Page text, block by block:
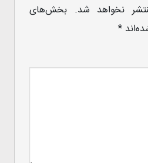
نخواهد شد. بخش‌های
*